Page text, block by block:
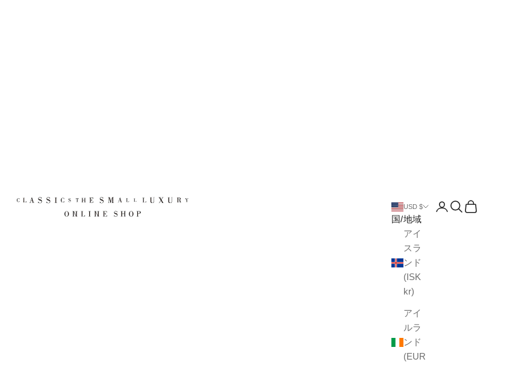
CLASSICS the Small Luxury
USD $
国/地域
アイ
スラ
ンド
(ISK
kr)
アイ
ルラ
ンド
(EUR
アカウントペー
検索を開く
カートを